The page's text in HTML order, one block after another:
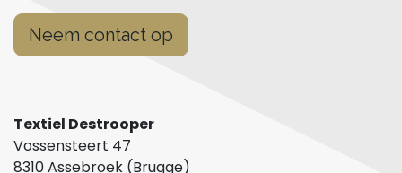
Neem contact op
Textiel Destrooper
Vossensteert 47
8310 Assebroek (Brugge)